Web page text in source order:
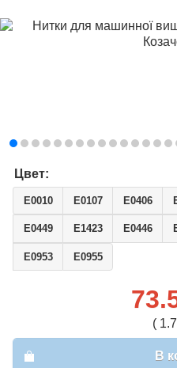
Цвет:
E0010 E0107 E0406
E0449 E1423 E0446
E0953 E0955
(
В